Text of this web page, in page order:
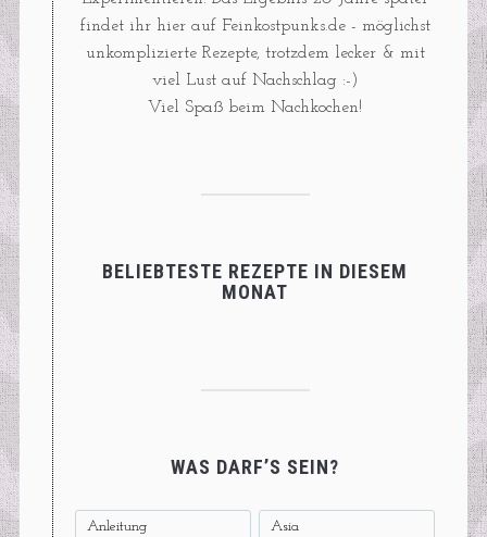
findet ihr hier auf Feinkostpunks.de - möglichst
unkomplizierte Rezepte, trotzdem lecker & mit
viel Lust auf Nachschlag :-)
Viel Spaß beim Nachkochen!
BELIEBTESTE REZEPTE IN DIESEM
MONAT
WAS DARF’S SEIN?
Anleitung Asia